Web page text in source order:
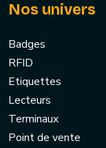
Nos univers
Badges
RFID
Etiquettes
Lecteurs
Terminaux
Point de vente